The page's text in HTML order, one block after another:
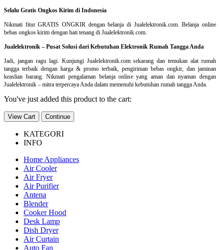
Selalu Gratis Ongkos Kirim di Indonesia
Nikmati fitur GRATIS ONGKIR dengan belanja di Jualelektronik.com. Belanja online
bebas ongkos kirim dengan hati tenang di Jualelektronik.com.
Jualelektronik – Pusat Solusi dari Kebutuhan Elektronik Rumah Tangga Anda
Jadi, jangan ragu lagi. Kunjungi Jualelektronik.com sekarang dan temukan alat rumah
tangga terbaik dengan harga & promo terbaik, pengiriman bebas ongkir, dan jaminan
keaslian barang. Nikmati pengalaman belanja online yang aman dan nyaman dengan
Jualelektronik – mitra terpercaya Anda dalam memenuhi kebutuhan rumah tangga Anda.
You've just added this product to the cart:
View Cart Continue
KATEGORI
INFO
Home Appliances
Air Cooler
Air Fryer
Air Purifier
Antena
Blender
Cooker Hood
Desk Lamp
Dish Dryer
Air Curtain
Auto Fan